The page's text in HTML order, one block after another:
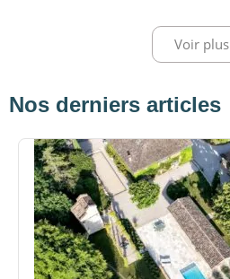
Voir plus
Nos derniers articles